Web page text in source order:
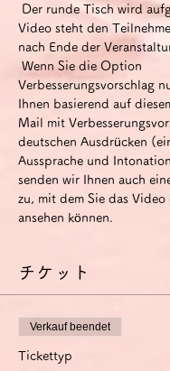
Video steht den
nach Ende der
Verbesserungsvorschlag
Ihnen basierend auf
Mail mit
deutschen Ausdrücken
Aussprache und
senden wir Ihnen auch
zu, mit dem Sie das
ansehen können.
チケット
Verkauf beendet
Tickettyp